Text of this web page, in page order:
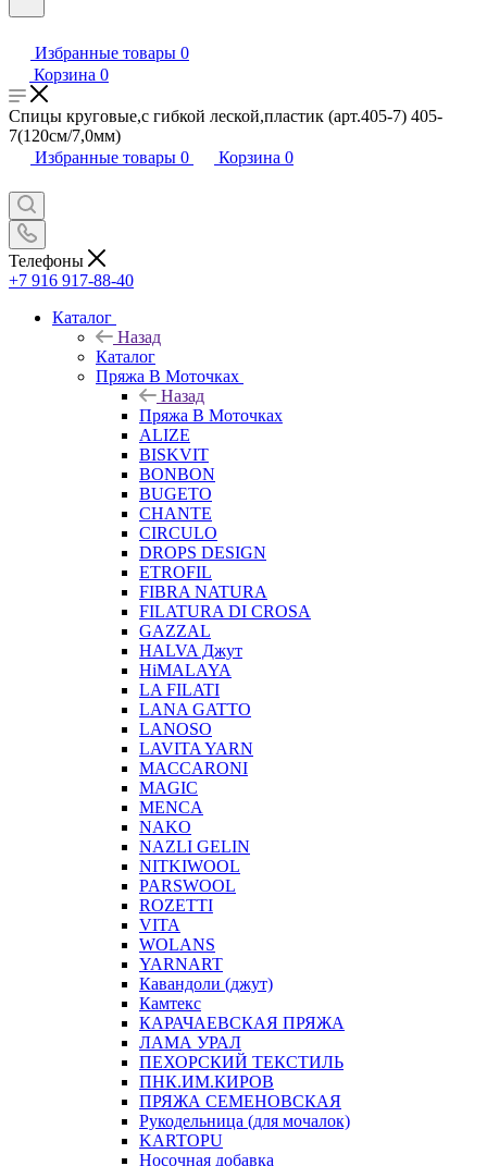
Избранные товары 0
Корзина 0
Спицы круговые,с гибкой леской,пластик (арт.405-7) 405-
7(120см/7,0мм)
Избранные товары 0 Корзина 0
Телефоны
+7 916 917-88-40
Каталог
Назад
Каталог
Пряжа В Моточках
Назад
Пряжа В Моточках
ALIZE
BISKVIT
BONBON
BUGETO
CHANTE
CIRCULO
DROPS DESIGN
ETROFIL
FIBRA NATURA
FILATURA DI CROSA
GAZZAL
HALVA Джут
HiMALAYA
LA FILATI
LANA GATTO
LANOSO
LAVITA YARN
MACCARONI
MAGIC
MENCA
NAKO
NAZLI GELIN
NITKIWOOL
PARSWOOL
ROZETTI
VITA
WOLANS
YARNART
Кавандоли (джут)
Камтекс
КАРАЧАЕВСКАЯ ПРЯЖА
ЛАМА УРАЛ
ПЕХОРСКИЙ ТЕКСТИЛЬ
ПНК.ИМ.КИРОВ
ПРЯЖА СЕМЕНОВСКАЯ
Рукодельница (для мочалок)
KARTOPU
Носочная добавка